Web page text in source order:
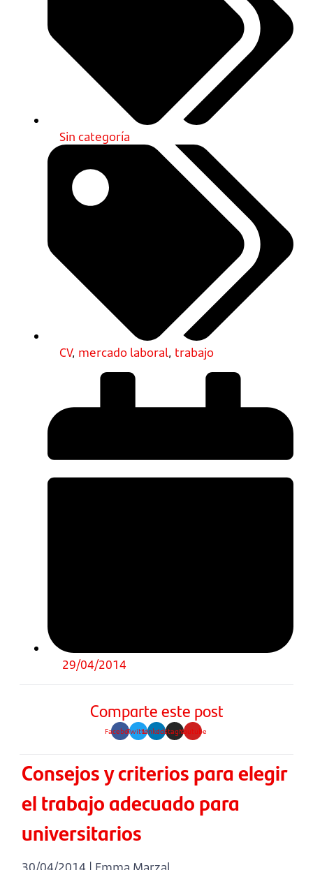
Sin categoría
CV, mercado laboral, trabajo
29/04/2014
Comparte este post
FacebookTwitterLinkedinInstagramYoutube
Consejos y criterios para elegir
el trabajo adecuado para
universitarios